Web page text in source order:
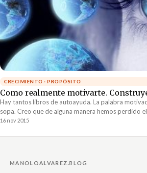
CRECIMIENTO · PROPÓSITO
Como realmente motivarte.
Hay tantos libros de autoayuda. La palabra
sopa. Creo que de alguna manera hemos perdido
valor de lo que...
16 nov 2015
MANOLOALVAREZ.BLOG